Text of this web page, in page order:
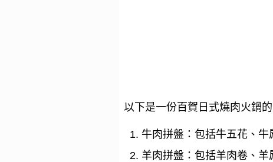
以下是一份百賀日式燒肉火鍋的
牛肉拼盤：包括牛五花、
羊肉拼盤：包括羊肉卷、羊